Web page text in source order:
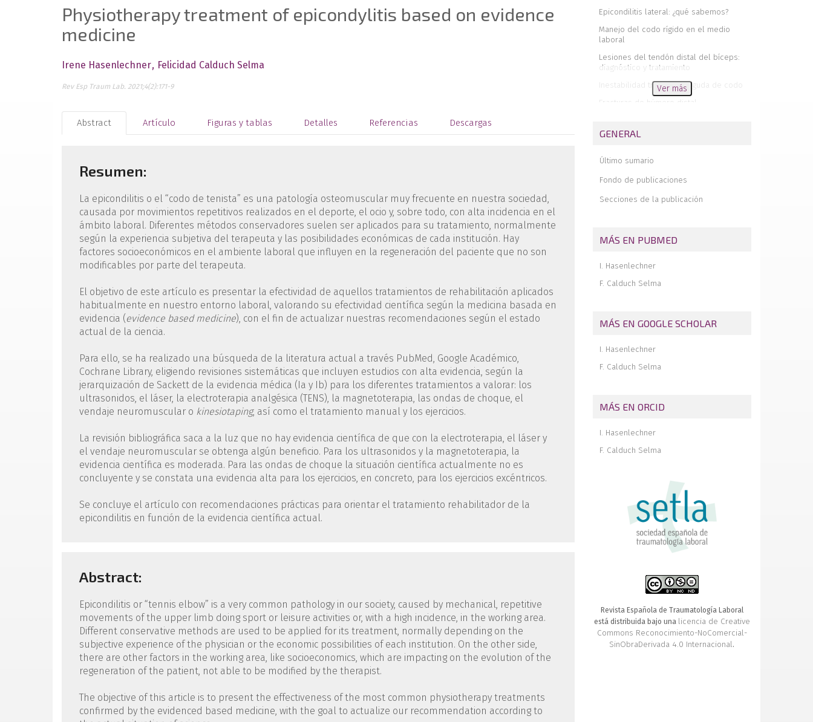
Physiotherapy treatment of epicondylitis based on evidence
medicine
Irene Hasenlechner Felicidad Calduch Selma
Rev Esp Traum Lab. 2021;4(2):171-9
Abstract Artículo Figuras y tablas Detalles Referencias Descargas
Resumen:
La epicondilitis o el “codo de tenista” es una patología osteomuscular muy frecuente en nuestra sociedad,
causada por movimientos repetitivos realizados en el deporte, el ocio y, sobre todo, con alta incidencia en el
ámbito laboral. Diferentes métodos conservadores suelen ser aplicados para su tratamiento, normalmente
según la experiencia subjetiva del terapeuta y las posibilidades económicas de cada institución. Hay
factores socioeconómicos en el ambiente laboral que influyen en la regeneración del paciente que no son
modificables por parte del terapeuta.
El objetivo de este artículo es presentar la efectividad de aquellos tratamientos de rehabilitación aplicados
habitualmente en nuestro entorno laboral, valorando su efectividad científica según la medicina basada en
evidencia (evidence based medicine), con el fin de actualizar nuestras recomendaciones según el estado
actual de la ciencia.
Para ello, se ha realizado una búsqueda de la literatura actual a través PubMed, Google Académico,
Cochrane Library, eligiendo revisiones sistemáticas que incluyen estudios con alta evidencia, según la
jerarquización de Sackett de la evidencia médica (Ia y Ib) para los diferentes tratamientos a valorar: los
ultrasonidos, el láser, la electroterapia analgésica (TENS), la magnetoterapia, las ondas de choque, el
vendaje neuromuscular o kinesiotaping, así como el tratamiento manual y los ejercicios.
La revisión bibliográfica saca a la luz que no hay evidencia científica de que con la electroterapia, el láser y
el vendaje neuromuscular se obtenga algún beneficio. Para los ultrasonidos y la magnetoterapia, la
evidencia científica es moderada. Para las ondas de choque la situación científica actualmente no es
concluyente y se constata una evidencia alta para los ejercicios, en concreto, para los ejercicios excéntricos.
Se concluye el artículo con recomendaciones prácticas para orientar el tratamiento rehabilitador de la
epicondilitis en función de la evidencia científica actual.
Abstract:
Epicondilitis or “tennis elbow” is a very common pathology in our society, caused by mechanical, repetitive
movements of the upper limb doing sport or leisure activities or, with a high incidence, in the working area.
Different conservative methods are used to be applied for its treatment, normally depending on the
subjective experience of the physician or the economic possibilities of each institution. On the other side,
there are other factors in the working area, like socioeconomics, which are impacting on the evolution of the
regeneration of the patient, not able to be modified by the therapist.
The objective of this article is to present the effectiveness of the most common physiotherapy treatments
confirmed by the evidenced based medicine, with the goal to actualize our recommendation according to
Epicondilitis lateral: ¿qué sabemos?
Manejo del codo rígido en el medio
laboral
Lesiones del tendón distal del bíceps:
diagnóstico y tratamiento
Inestabilidad traumática aguda de codo
Fracturas de húmero distal
y radio
Tratamiento rehabilitador de la
epicondilitis basado en la evidencia
científica
Fractura aislada de coronoides asociada
Reconstrucción del tendón del bíceps
Degloving completo del miembro
superior izquierdo. Caso ilustrado
Ver más
GENERAL
Último sumario
Fondo de publicaciones
Secciones de la publicación
MÁS EN PUBMED
I. Hasenlechner
F. Calduch Selma
MÁS EN GOOGLE SCHOLAR
I. Hasenlechner
F. Calduch Selma
MÁS EN ORCID
I. Hasenlechner
F. Calduch Selma
Revista Española de Traumatología Laboral
está distribuida bajo una licencia de Creative
Commons Reconocimiento-NoComercial-
SinObraDerivada 4.0 Internacional.